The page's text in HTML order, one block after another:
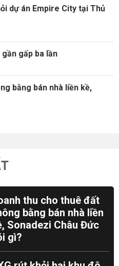
dự án Empire City tại Thủ
gấp ba lần
bằng bán nhà liền kề,
thu cho thuê đất
bằng bán nhà liền
Sonadezi Châu Đức
gì?